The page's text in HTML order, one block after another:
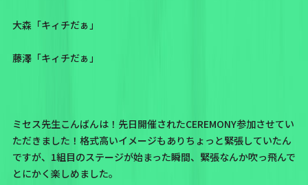
大森「キィチだぁ」
藤澤「キィチだぁ」
ミセス先生こんばんは！先日開催されたCEREMONY参加させてい
ただきました！格式高いイメージもありちょっと緊張していたん
ですが、1組目のステージが始まった瞬間、緊張なんか吹っ飛んで
とにかく楽しめました。